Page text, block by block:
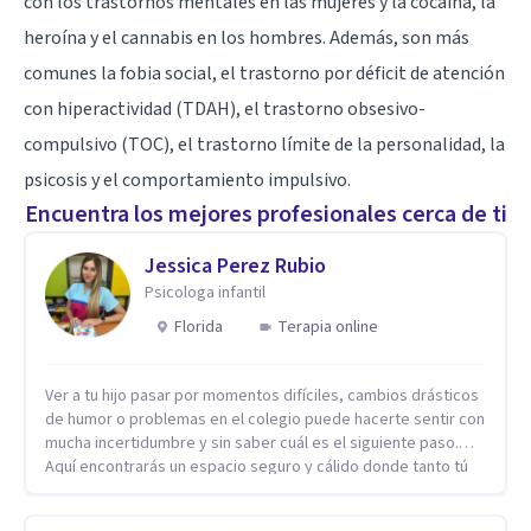
heroína y el cannabis en los hombres. Además, son más
comunes la fobia social, el trastorno por déficit de atención
con hiperactividad (TDAH), el trastorno obsesivo-
compulsivo (TOC), el trastorno límite de la personalidad, la
psicosis y el comportamiento impulsivo.
Encuentra los mejores profesionales cerca de ti
Jessica Perez Rubio
Psicologa infantil
Florida
Terapia online
Ver a tu hijo pasar por momentos difíciles, cambios drásticos
de humor o problemas en el colegio puede hacerte sentir con
mucha incertidumbre y sin saber cuál es el siguiente paso.
Aquí encontrarás un espacio seguro y cálido donde tanto tú